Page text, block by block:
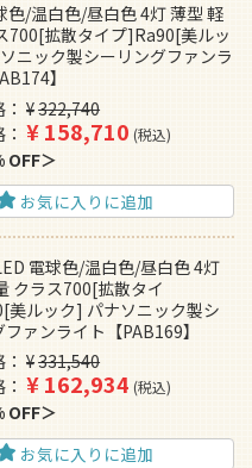
色/温白色/昼白色 4灯 薄型 軽
700[拡散タイプ]Ra90[美ルッ
ニック製シーリングファンラ
】
¥322,740
¥158,710 税込
OFF
お気に入りに追加
電球色/温白色/昼白色 4灯
クラス700[拡散タイ
美ルック] パナソニック製シ
ァンライト【PAB169】
¥331,540
¥162,934 税込
OFF
お気に入りに追加